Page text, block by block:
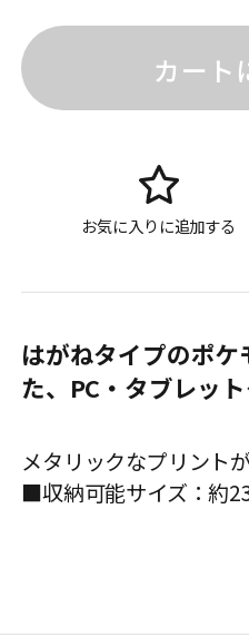
カート
お気に入りに追加する
はがねタイプのポ
た、PC・タブレッ
メタリックなプリント
■収納可能サイズ：約